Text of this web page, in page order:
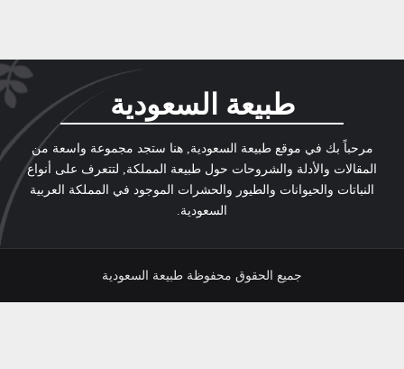
طبيعة السعودية
مرحباً بك في موقع طبيعة السعودية, هنا ستجد مجموعة واسعة من
المقالات والأدلة والشروحات حول طبيعة المملكة, لتتعرف على أنواع
النباتات والحيوانات والطيور والحشرات الموجود في المملكة العربية
السعودية.
جميع الحقوق محفوظة طبيعة السعودية